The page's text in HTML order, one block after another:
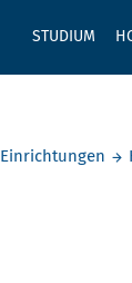
STUDIUM
Einrichtungen